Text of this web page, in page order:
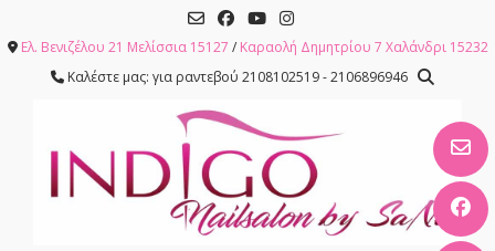
content
Ελ. Βενιζέλου 21 Μελίσσια 15127 / Καραολή Δημητρίου 7 Χαλάνδρι 15232
Καλέστε μας: για ραντεβού 2108102519 - 2106896946